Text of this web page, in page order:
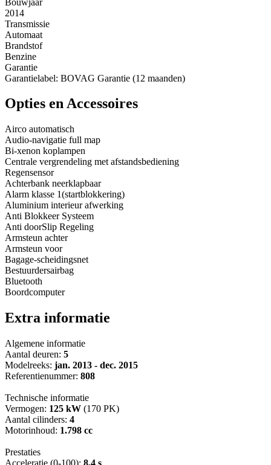
2014
Transmissie
Automaat
Brandstof
Benzine
Garantie
Garantielabel: BOVAG Garantie (12 maanden)
Opties en Accessoires
Airco automatisch
Audio-navigatie full map
Bi-xenon koplampen
Centrale vergrendeling met afstandsbediening
Regensensor
Achterbank neerklapbaar
Alarm klasse 1(startblokkering)
Aluminium interieur afwerking
Anti Blokkeer Systeem
Anti doorSlip Regeling
Armsteun achter
Armsteun voor
Bagage-scheidingsnet
Bestuurdersairbag
Bluetooth
Boordcomputer
Extra informatie
Algemene informatie
Aantal deuren: 5
Modelreeks: jan. 2013 - dec. 2015
Referentienummer: 808
Technische informatie
Vermogen: 125 kW (170 PK)
Aantal cilinders: 4
Motorinhoud: 1.798 cc
Prestaties